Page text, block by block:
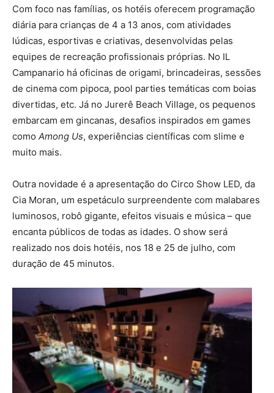
Com foco nas famílias, os hotéis oferecem programação
diária para crianças de 4 a 13 anos, com atividades
lúdicas, esportivas e criativas, desenvolvidas pelas
equipes de recreação profissionais próprias. No IL
Campanario há oficinas de origami, brincadeiras, sessões
de cinema com pipoca, pool parties temáticas com boias
divertidas, etc. Já no Jurerê Beach Village, os pequenos
embarcam em gincanas, desafios inspirados em games
como Among Us, experiências científicas com slime e
muito mais.
Outra novidade é a apresentação do Circo Show LED, da
Cia Moran, um espetáculo surpreendente com malabares
luminosos, robô gigante, efeitos visuais e música – que
encanta públicos de todas as idades. O show será
realizado nos dois hotéis, nos 18 e 25 de julho, com
duração de 45 minutos.